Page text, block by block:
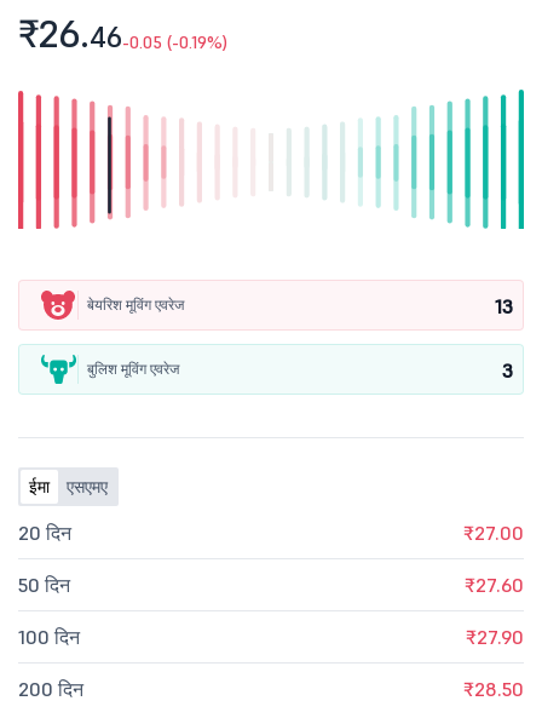
₹26.46-0.05 (-0.19%)
बेयरिश मूविंग एवरेज 13
बुलिश मूविंग एवरेज 3
ईमा एसएमए
20 दिन ₹27.00
50 दिन ₹27.60
100 दिन ₹27.90
200 दिन ₹28.50